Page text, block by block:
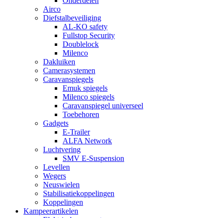
Airco
Diefstalbeveiliging
AL-KO safety
Fullstop Security
Doublelock
Milenco
Dakluiken
Camerasystemen
Caravanspiegels
Emuk spiegels
Milenco spiegels
Caravanspiegel universeel
Toebehoren
Gadgets
E-Trailer
ALFA Network
Luchtvering
SMV E-Suspension
Levellen
Wegers
Neuswielen
Stabilisatiekoppelingen
Koppelingen
Kampeerartikelen